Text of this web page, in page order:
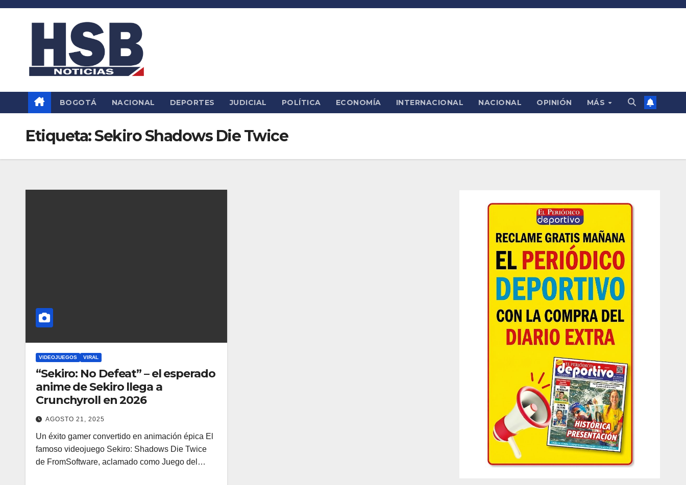
Saltar
BOGOTÁ NACIONAL DEPORTES JUDICIAL POLÍTICA ECONOMÍA INTERNACIONAL NACIONAL OPINIÓN MÁS
Etiqueta:Sekiro Shadows Die Twice
VIDEOJUEGOS VIRAL
“Sekiro: No Defeat” – el esperado
anime de Sekiro llega a
Crunchyroll en 2026
AGOSTO 21, 2025
Un éxito gamer convertido en animación épica El
famoso videojuego Sekiro: Shadows Die Twice
de FromSoftware, aclamado como Juego del…